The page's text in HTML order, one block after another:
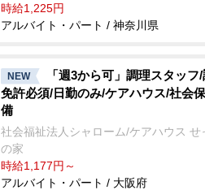
時給1,225円
アルバイト・パート / 神奈川県
NEW
「週3から可」調理スタッフ
免許必須/日勤のみ/ケアハウス/社会
備
社会福祉法人シャローム/ケアハウス せ
の家
時給1,177円～
アルバイト・パート / 大阪府